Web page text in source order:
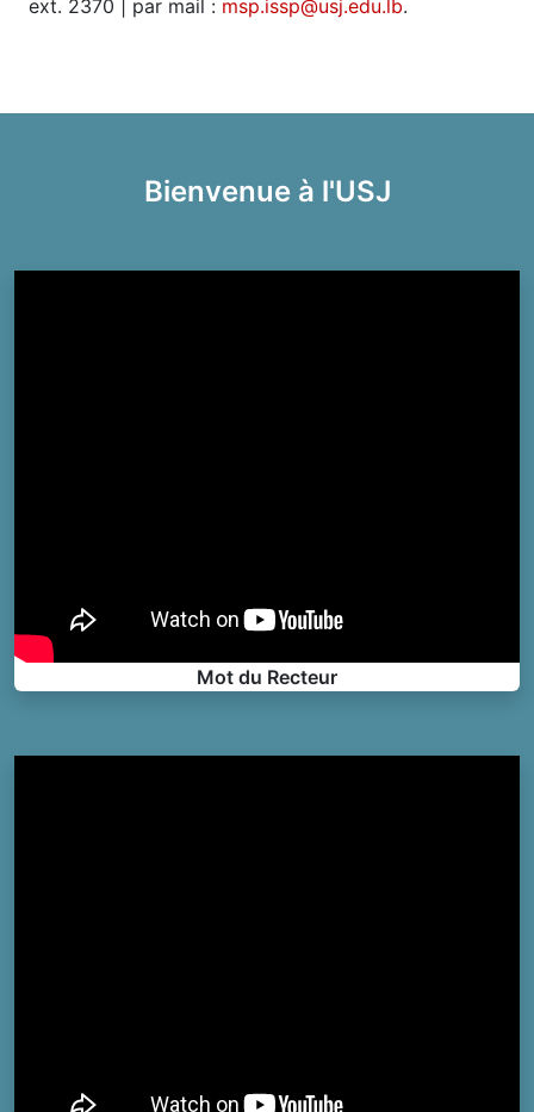
ext. 2370 | par mail : msp.issp@usj.edu.lb.
Bienvenue à l'USJ
Mot du Recteur